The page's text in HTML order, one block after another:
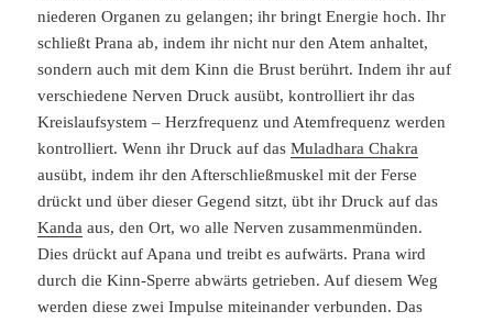
niederen Organen zu gelangen; ihr bringt Energie hoch. Ihr
schließt Prana ab, indem ihr nicht nur den Atem anhaltet,
sondern auch mit dem Kinn die Brust berührt. Indem ihr auf
verschiedene Nerven Druck ausübt, kontrolliert ihr das
Kreislaufsystem – Herzfrequenz und Atemfrequenz werden
kontrolliert. Wenn ihr Druck auf dasMuladhara Chakra
ausübt, indem ihr den Afterschließmuskel mit der Ferse
drückt und über dieser Gegend sitzt, übt ihr Druck auf das
Kanda aus, den Ort, wo alle Nerven zusammenmünden.
Dies drückt auf Apana und treibt es aufwärts. Prana wird
durch die Kinn-Sperre abwärts getrieben. Auf diesem Weg
werden diese zwei Impulse miteinander verbunden. Das